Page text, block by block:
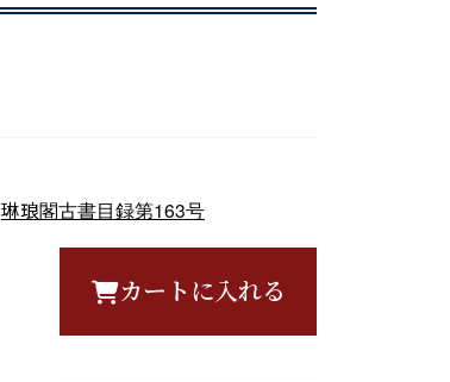
琳琅閣古書目録第163号
カートに入れる